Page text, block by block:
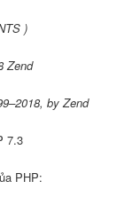
)
Zend
–2018, by Zend
7.3
PHP: